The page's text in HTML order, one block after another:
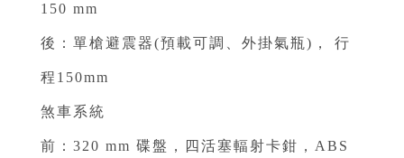
150 mm ⁣⁣
後：單槍避震器(預載可調、外掛氣瓶)， 行
程150mm ⁣⁣
煞車系統⁣⁣
前：320 mm 碟盤，四活塞輻射卡鉗，ABS